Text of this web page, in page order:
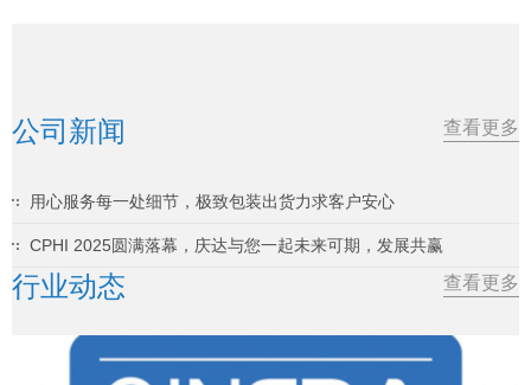
公司新闻 查看更多
用心服务每一处细节，极致包装出货力求客户安心
CPHI 2025圆满落幕，庆达与您一起未来可期，发展共赢
行业动态 查看更多